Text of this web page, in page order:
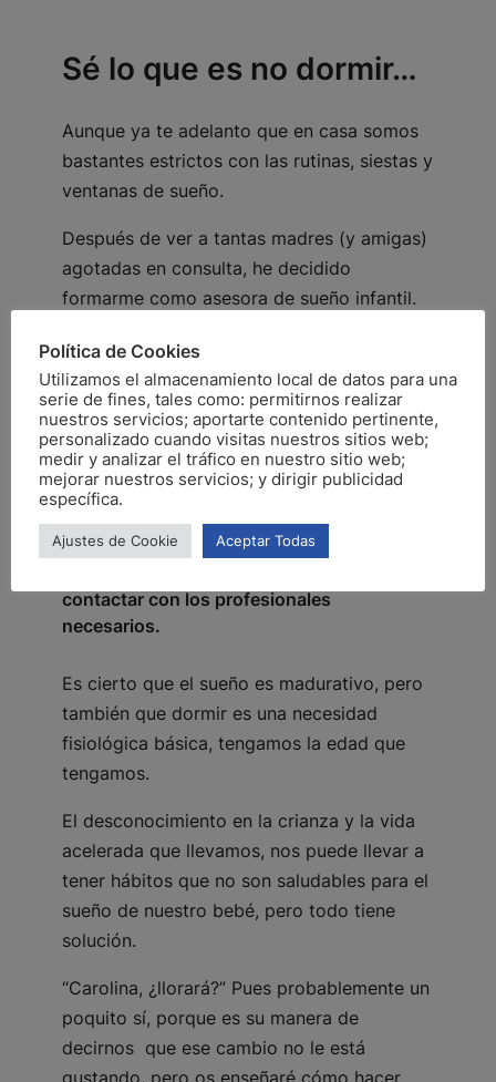
Sé lo que es no dormir…
Aunque ya te adelanto que en casa somos
bastantes estrictos con las rutinas, siestas y
ventanas de sueño.
Después de ver a tantas madres (y amigas)
agotadas en consulta, he decidido
formarme como asesora de sueño infantil.
Junto con mi equipo, os vamos a enseñar
cómo funciona el sueño de los bebés y
vamos a trazar un plan para que volváis a
dormir por la noche.
Puedes estar tranquila, si detectamos que
tu peque tiene un problema mayor para
dormir que no sea adaptar horarios y
contactar con los profesionales
necesarios.
Es cierto que el sueño es madurativo, pero
también que dormir es una necesidad
fisiológica básica, tengamos la edad que
tengamos.
El desconocimiento en la crianza y la vida
acelerada que llevamos, nos puede llevar a
tener hábitos que no son saludables para el
sueño de nuestro bebé, pero todo tiene
solución.
“Carolina, ¿llorará?” Pues probablemente un
poquito sí, porque es su manera de
decirnos que ese cambio no le está
gustando, pero os enseñaré cómo hacer
Política de Cookies
Utilizamos el almacenamiento local de datos para una
serie de fines, tales como: permitirnos realizar
nuestros servicios; aportarte contenido pertinente,
personalizado cuando visitas nuestros sitios web;
medir y analizar el tráfico en nuestro sitio web;
mejorar nuestros servicios; y dirigir publicidad
específica.
Ajustes de Cookie Aceptar Todas